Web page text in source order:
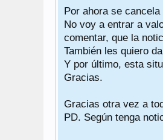
Por ahora se
No voy a entrar a
comentar, que la
También les quiero
Y por último, esta
Gracias.
Gracias otra vez a
PD. Según tenga